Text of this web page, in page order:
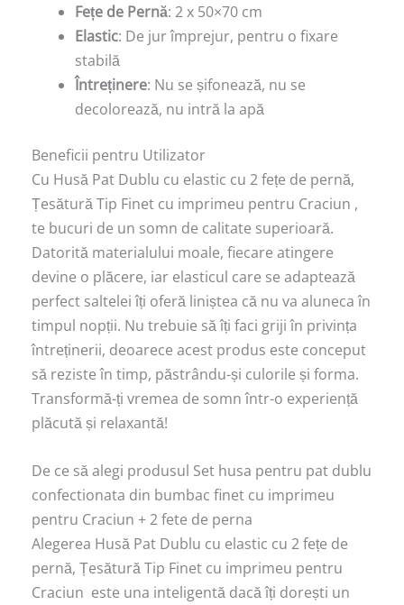
Fețe de Pernă: 2 x 50×70 cm
Elastic: De jur împrejur, pentru o fixare
stabilă
Întreținere: Nu se șifonează, nu se
decolorează, nu intră la apă
Beneficii pentru Utilizator
Cu Husă Pat Dublu cu elastic cu 2 fețe de pernă,
Țesătură Tip Finet cu imprimeu pentru Craciun ,
te bucuri de un somn de calitate superioară.
Datorită materialului moale, fiecare atingere
devine o plăcere, iar elasticul care se adaptează
perfect saltelei îți oferă liniștea că nu va aluneca în
timpul nopții. Nu trebuie să îți faci griji în privința
întreținerii, deoarece acest produs este conceput
să reziste în timp, păstrându-și culorile și forma.
Transformă-ți vremea de somn într-o experiență
plăcută și relaxantă!
De ce să alegi produsul Set husa pentru pat dublu
confectionata din bumbac finet cu imprimeu
pentru Craciun + 2 fete de perna
Alegerea Husă Pat Dublu cu elastic cu 2 fețe de
pernă, Țesătură Tip Finet cu imprimeu pentru
Craciun este una inteligentă dacă îți dorești un